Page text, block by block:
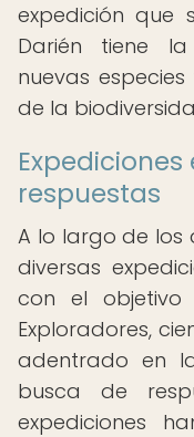
expedición que
Darién tiene
nuevas
de la
respuestas
A lo largo de los
diversas
con el objetivo
Exploradores,
adentrado en
busca de
expediciones